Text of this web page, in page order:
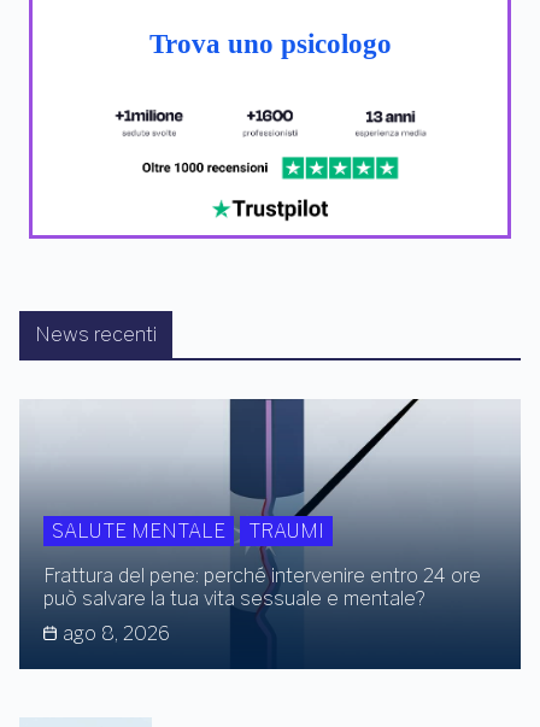
Trova uno psicologo
News recenti
SALUTE MENTALE
TRAUMI
Frattura del pene: perché intervenire entro 24 ore
può salvare la tua vita sessuale e mentale?
ago 8, 2026